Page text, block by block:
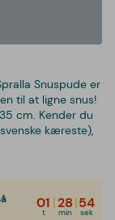
Snuspude er
til at ligne snus!
cm. Kender du
kæreste),
01
t
|28
min
|54
sek